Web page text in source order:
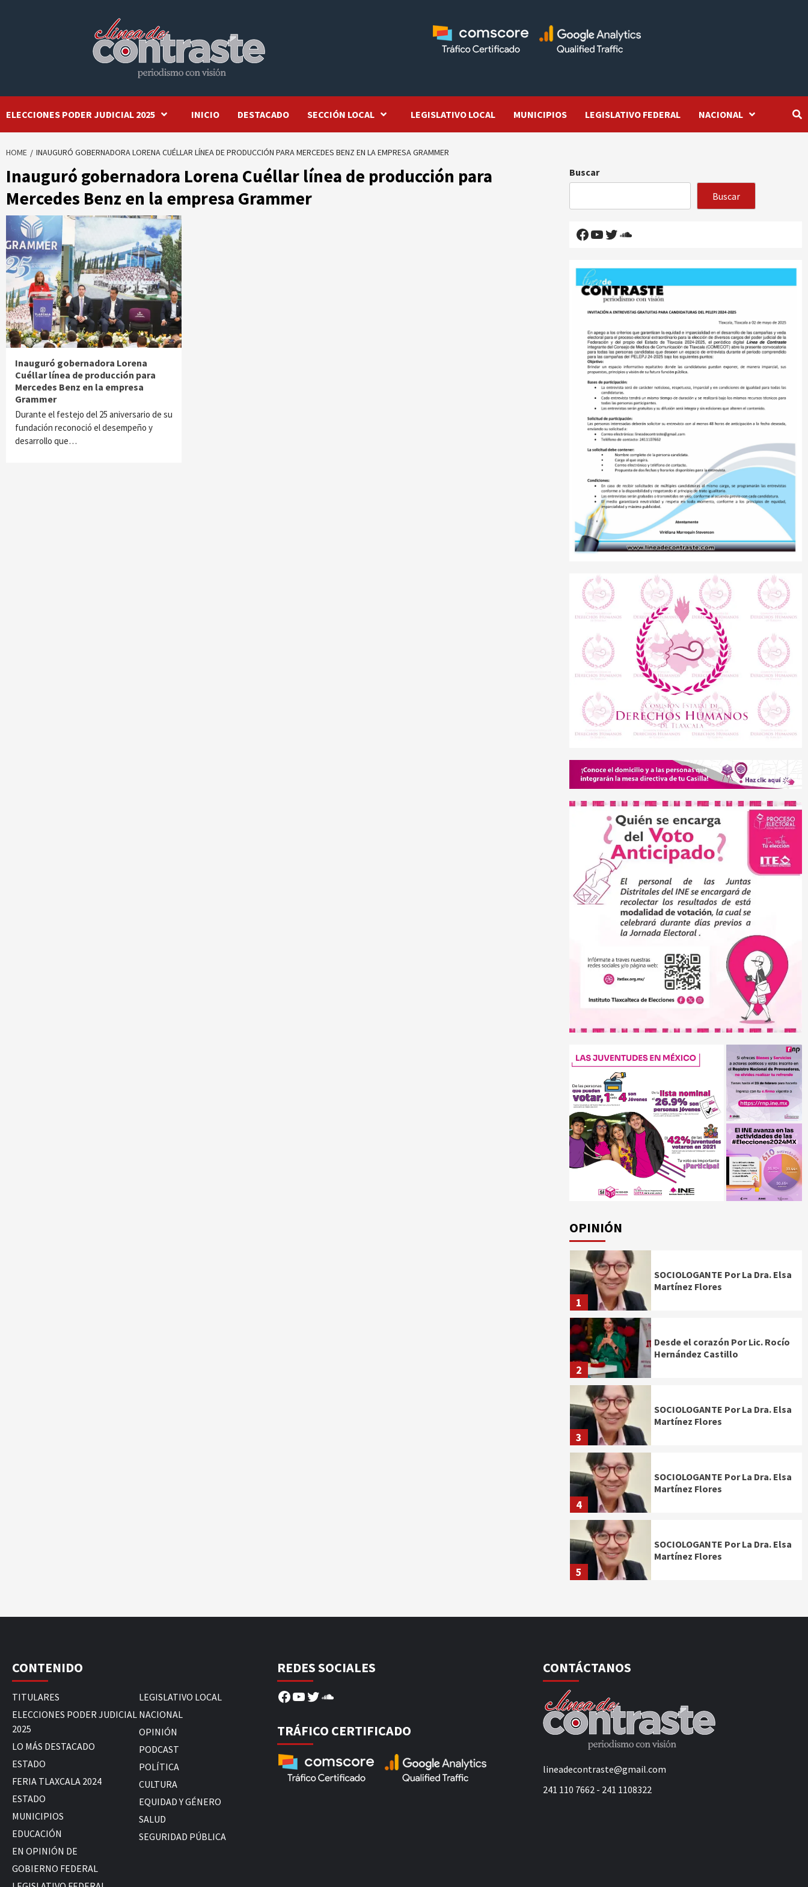
ELECCIONES PODER JUDICIAL 2025 INICIO DESTACADO SECCIÓN LOCAL LEGISLATIVO LOCAL MUNICIPIOS LEGISLATIVO FEDERAL NACIONAL
HOME INAUGURÓ GOBERNADORA LORENA CUÉLLAR LÍNEA DE PRODUCCIÓN PARA MERCEDES BENZ EN LA EMPRESA GRAMMER
Inauguró gobernadora Lorena Cuéllar línea de producción para
Mercedes Benz en la empresa Grammer
Inauguró gobernadora Lorena
Cuéllar línea de producción para
Mercedes Benz en la empresa
Grammer
Durante el festejo del 25 aniversario de su
fundación reconoció el desempeño y
desarrollo que…
Buscar
Buscar
Facebook
YouTube
Twitter
SoundCloud
OPINIÓN
1
SOCIOLOGANTE Por La Dra. Elsa
Martínez Flores
2
Desde el corazón Por Lic. Rocío
Hernández Castillo
3
SOCIOLOGANTE Por La Dra. Elsa
Martínez Flores
4
SOCIOLOGANTE Por La Dra. Elsa
Martínez Flores
5
SOCIOLOGANTE Por La Dra. Elsa
Martínez Flores
CONTENIDO
TITULARES
ELECCIONES PODER JUDICIAL
2025
LO MÁS DESTACADO
ESTADO
FERIA TLAXCALA 2024
ESTADO
MUNICIPIOS
EDUCACIÓN
EN OPINIÓN DE
GOBIERNO FEDERAL
LEGISLATIVO LOCAL
NACIONAL
OPINIÓN
PODCAST
POLÍTICA
CULTURA
EQUIDAD Y GÉNERO
SALUD
SEGURIDAD PÚBLICA
REDES SOCIALES
Facebook
YouTube
Twitter
SoundCloud
TRÁFICO CERTIFICADO
CONTÁCTANOS
lineadecontraste@gmail.com
241 110 7662 - 241 1108322